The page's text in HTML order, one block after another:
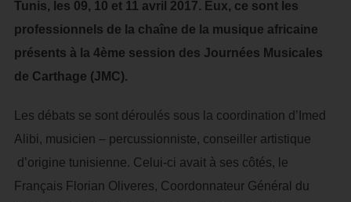
Tunis, les 09, 10 et 11 avril 2017. Eux, ce sont les
professionnels de la chaîne de la musique africaine
présents à la 4ème session des Journées Musicales
de Carthage (JMC).
Les débats se sont déroulés sous la coordination d’Imed
Alibi, musicien – percussionniste, conseiller artistique
d’origine tunisienne. Celui-ci avait à ses côtés, le
Français Florian Oliveres, Coordonnateur Général du